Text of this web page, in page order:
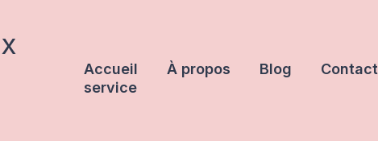
Accueil À propos Blog
Contact
service